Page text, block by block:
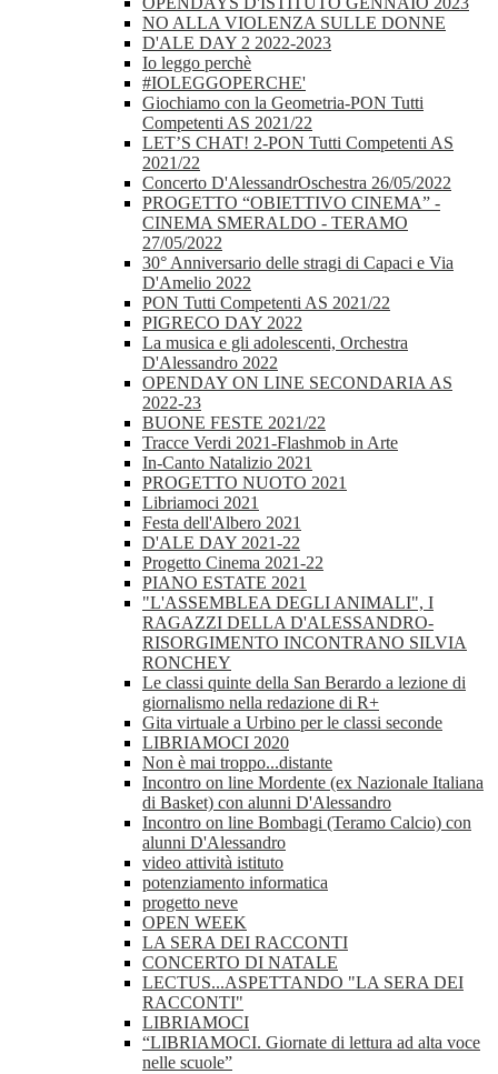
NO ALLA VIOLENZA SULLE DONNE
D'ALE DAY 2 2022-2023
Io leggo perchè
#IOLEGGOPERCHE'
Giochiamo con la Geometria-PON Tutti
Competenti AS 2021/22
LET’S CHAT! 2-PON Tutti Competenti AS
2021/22
Concerto D'AlessandrOschestra 26/05/2022
PROGETTO “OBIETTIVO CINEMA” -
CINEMA SMERALDO - TERAMO
27/05/2022
30° Anniversario delle stragi di Capaci e Via
D'Amelio 2022
PON Tutti Competenti AS 2021/22
PIGRECO DAY 2022
La musica e gli adolescenti, Orchestra
D'Alessandro 2022
OPENDAY ON LINE SECONDARIA AS
2022-23
BUONE FESTE 2021/22
Tracce Verdi 2021-Flashmob in Arte
In-Canto Natalizio 2021
PROGETTO NUOTO 2021
Libriamoci 2021
Festa dell'Albero 2021
D'ALE DAY 2021-22
Progetto Cinema 2021-22
PIANO ESTATE 2021
"L'ASSEMBLEA DEGLI ANIMALI", I
RAGAZZI DELLA D'ALESSANDRO-
RISORGIMENTO INCONTRANO SILVIA
RONCHEY
Le classi quinte della San Berardo a lezione di
giornalismo nella redazione di R+
Gita virtuale a Urbino per le classi seconde
LIBRIAMOCI 2020
Non è mai troppo...distante
Incontro on line Mordente (ex Nazionale Italiana
di Basket) con alunni D'Alessandro
Incontro on line Bombagi (Teramo Calcio) con
alunni D'Alessandro
video attività istituto
potenziamento informatica
progetto neve
OPEN WEEK
LA SERA DEI RACCONTI
CONCERTO DI NATALE
LECTUS...ASPETTANDO "LA SERA DEI
RACCONTI"
LIBRIAMOCI
“LIBRIAMOCI. Giornate di lettura ad alta voce
nelle scuole”